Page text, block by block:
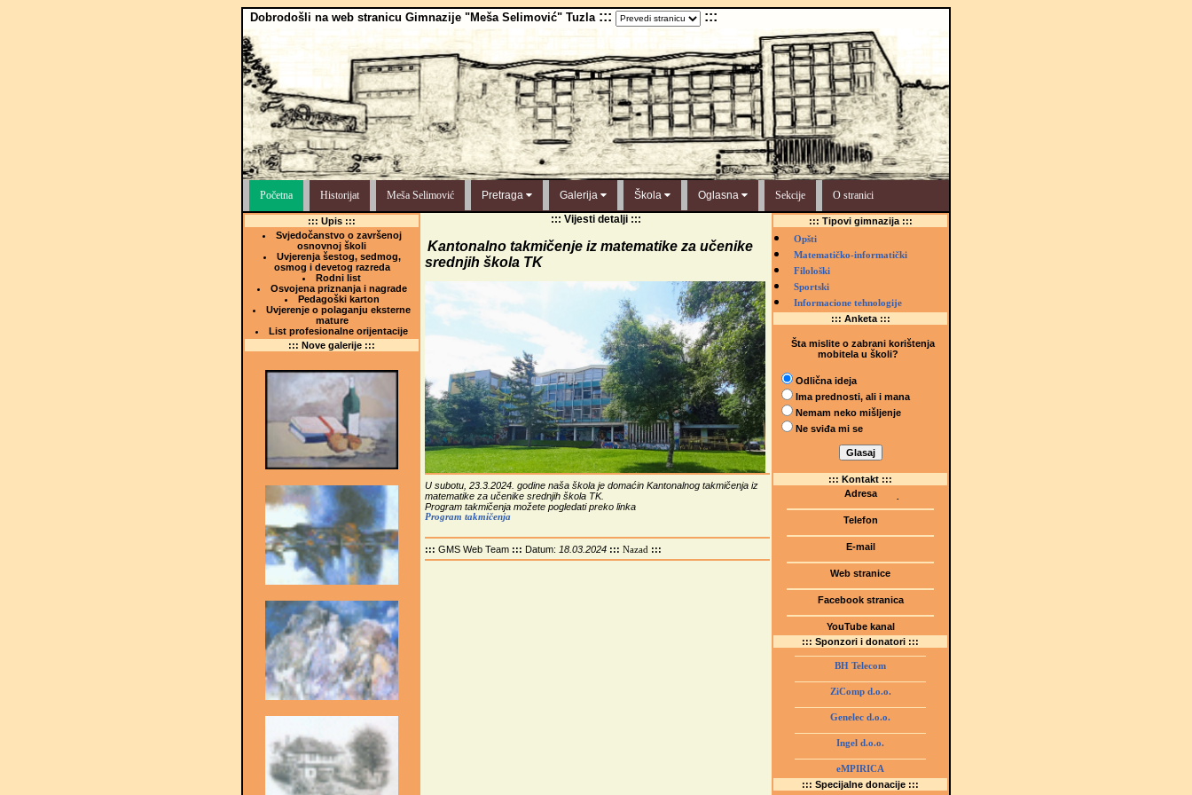
Dobrodošli na web stranicu Gimnazije "Meša Selimović" Tuzla ::: :::
Početna Historijat Meša Selimović Pretraga Galerija Škola Oglasna Sekcije O stranici
::: Upis :::
Svjedočanstvo o završenoj
osnovnoj školi
Uvjerenja šestog, sedmog,
osmog i devetog razreda
Rodni list
Osvojena priznanja i nagrade
Pedagoški karton
Uvjerenje o polaganju eksterne
mature
List profesionalne orijentacije
::: Nove galerije :::
::: Vijesti detalji :::
Kantonalno takmičenje iz matematike za učenike
srednjih škola TK
U subotu, 23.3.2024. godine naša škola je domaćin Kantonalnog takmičenja iz
matematike za učenike srednjih škola TK.
Program takmičenja možete pogledati preko linka
Program takmičenja
::: GMS Web Team::: Datum: 18.03.2024::: Nazad :::
::: Tipovi gimnazija :::
Opšti
Matematičko-informatički
Filološki
Sportski
Informacione tehnologije
::: Anketa :::
Šta mislite o zabrani korištenja
mobitela u školi?
Odlična ideja
Ima prednosti, ali i mana
Nemam neko mišljenje
Ne sviđa mi se
::: Kontakt :::
Adresa
(Šetalište I.G. Kovačića 1)
75000 Tuzla, BiH
Telefon
E-mail
Web stranice
www.gmstziam.com.ba
Facebook stranica
YouTube kanal
GMS Tuzla
::: Sponzori i donatori :::
BH Telecom
ZiComp d.o.o.
Genelec d.o.o.
Ingel d.o.o.
eMPIRICA
::: Specijalne donacije :::